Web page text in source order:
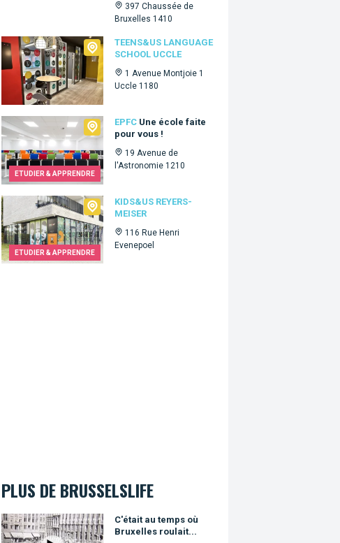
397 Chaussée de
Bruxelles 1410
TEENS&US LANGUAGE
SCHOOL UCCLE
1 Avenue Montjoie 1
Uccle 1180
Teens&Us language school Uccle
ETUDIER & APPRENDRE
EPFC Une école faite
pour vous !
19 Avenue de
l'Astronomie 1210
EPFC
ETUDIER & APPRENDRE
KIDS&US REYERS-
MEISER
116 Rue Henri
Evenepoel
Kids&Us Reyers-Meiser
PLUS DE BRUSSELSLIFE
C'était au temps où
Bruxelles roulait...
C'était au temps où Bruxelles roulait...